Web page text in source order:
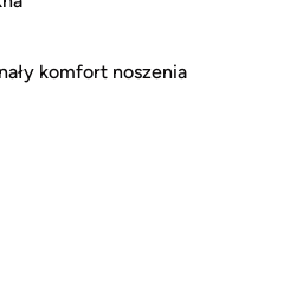
komfort noszenia